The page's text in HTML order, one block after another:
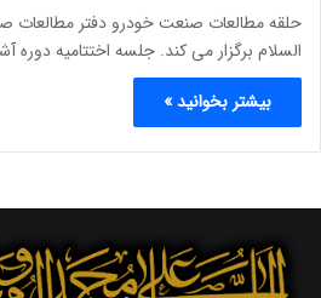
حلقه مطالعات صنعت خودرو دفتر مطالعات
السلام برگزار می کند. جلسه اختتامیه دوره
بیشتر بخوانید »